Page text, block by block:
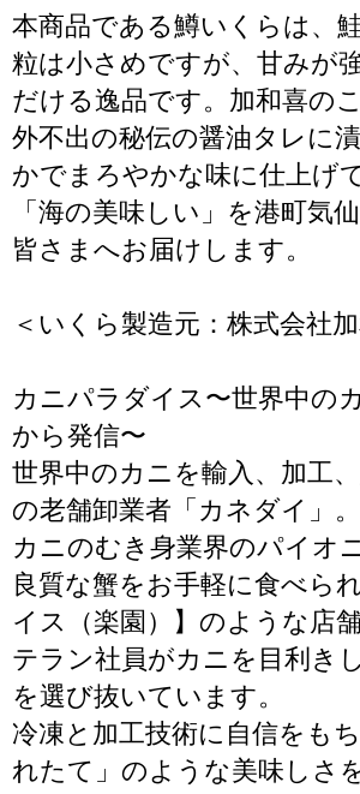
本商品である鱒いくらは、
粒は小さめですが、甘みが
だける逸品です。加和喜の
外不出の秘伝の醤油タレに
かでまろやかな味に仕上げ
「海の美味しい」を港町気
皆さまへお届けします。
＜いくら製造元：株式会社
カニパラダイス〜世界中の
から発信〜
世界中のカニを輸入、加工
の老舗卸業者「カネダイ」。
カニのむき身業界のパイオ
良質な蟹をお手軽に食べら
イス（楽園）】のような店
テラン社員がカニを目利き
を選び抜いています。
冷凍と加工技術に自信をも
れたて」のような美味しさ